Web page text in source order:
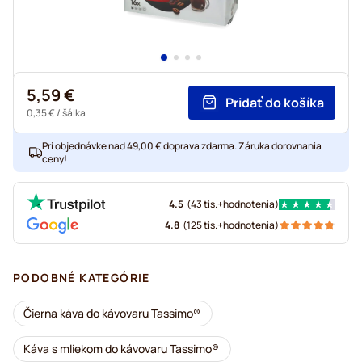
5,59 €
0,35 €/ šálka
Pridať do košíka
Pri objednávke nad 49,00 € doprava zdarma. Záruka dorovnania
ceny!
4.5 (43 tis.+hodnotenia)
4.8 (125 tis.+hodnotenia)
PODOBNÉ KATEGÓRIE
Čierna káva do kávovaru Tassimo®
Káva s mliekom do kávovaru Tassimo®